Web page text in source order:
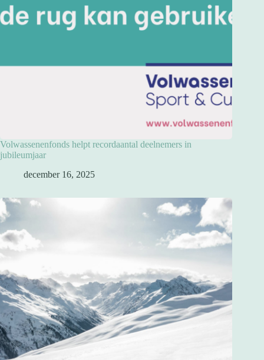
Volwassenenfonds helpt recordaantal deelnemers in
jubileumjaar
december 16, 2025